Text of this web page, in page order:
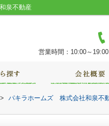
泉不動産
営業時間：10:00～19:00
> パキラホームズ 株式会社和泉不